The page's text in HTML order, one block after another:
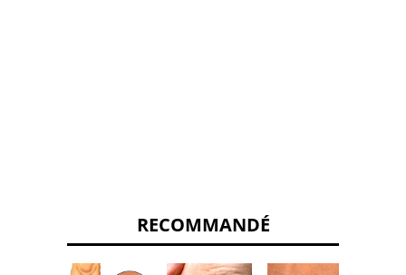
RECOMMANDÉ